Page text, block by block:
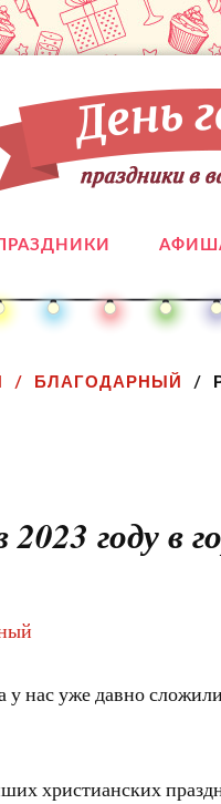
БЛАГОДАРНЫЙ
году в
нас уже давно
христианских